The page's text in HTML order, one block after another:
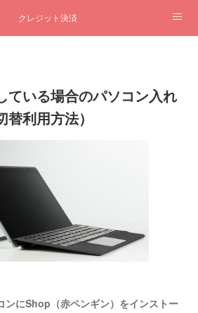
クレジット決済
お問合せ
ている場合のパソコン入れ
利用方法）
ンにShop（赤ペンギン）をインストー